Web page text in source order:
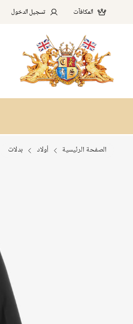
المكافآت تسجيل الدخول
الصفحة الرئيسية أولاد بدلات